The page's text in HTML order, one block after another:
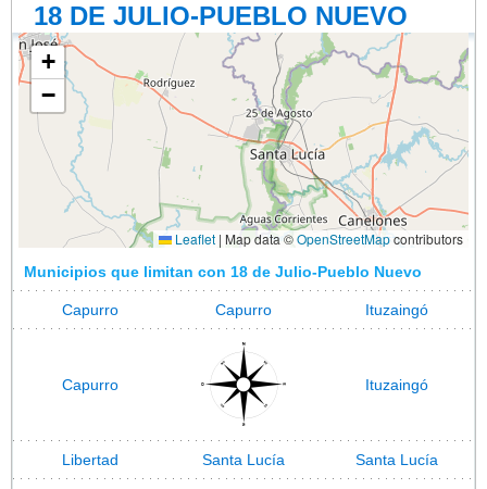
18 DE JULIO-PUEBLO NUEVO
+
−
Leaflet | Map data ©OpenStreetMapcontributors
Municipios que limitan con 18 de Julio-Pueblo Nuevo
Capurro Capurro Ituzaingó
Capurro Ituzaingó
Libertad Santa Lucía Santa Lucía